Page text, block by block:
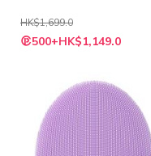
HK$1,699.0
500+HK$1,149.0